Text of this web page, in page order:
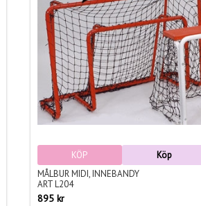
KÖP
Köp
MÅLBUR MIDI, INNEBANDY
ART L204
895 kr